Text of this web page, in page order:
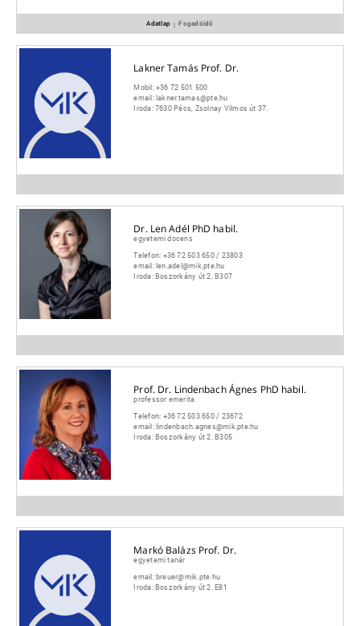
Adatlap | Fogadóidő
Lakner Tamás Prof. Dr.
Mobil:+36 72 501 500
email:lakner.tamas@pte.hu
Iroda:7630 Pécs, Zsolnay Vilmos út 37.
Dr. Len Adél PhD habil.
egyetemi docens
Telefon: +36 72 503 650 / 23803
email:len.adel@mik.pte.hu
Iroda:Boszorkány út 2. B307
Prof. Dr. Lindenbach Ágnes PhD habil.
professor emerita
Telefon: +36 72 503 650 / 23672
email:lindenbach.agnes@mik.pte.hu
Iroda:Boszorkány út 2. B305
Markó Balázs Prof. Dr.
egyetemi tanár
email:breuer@mik.pte.hu
Iroda:Boszorkány út 2. E81